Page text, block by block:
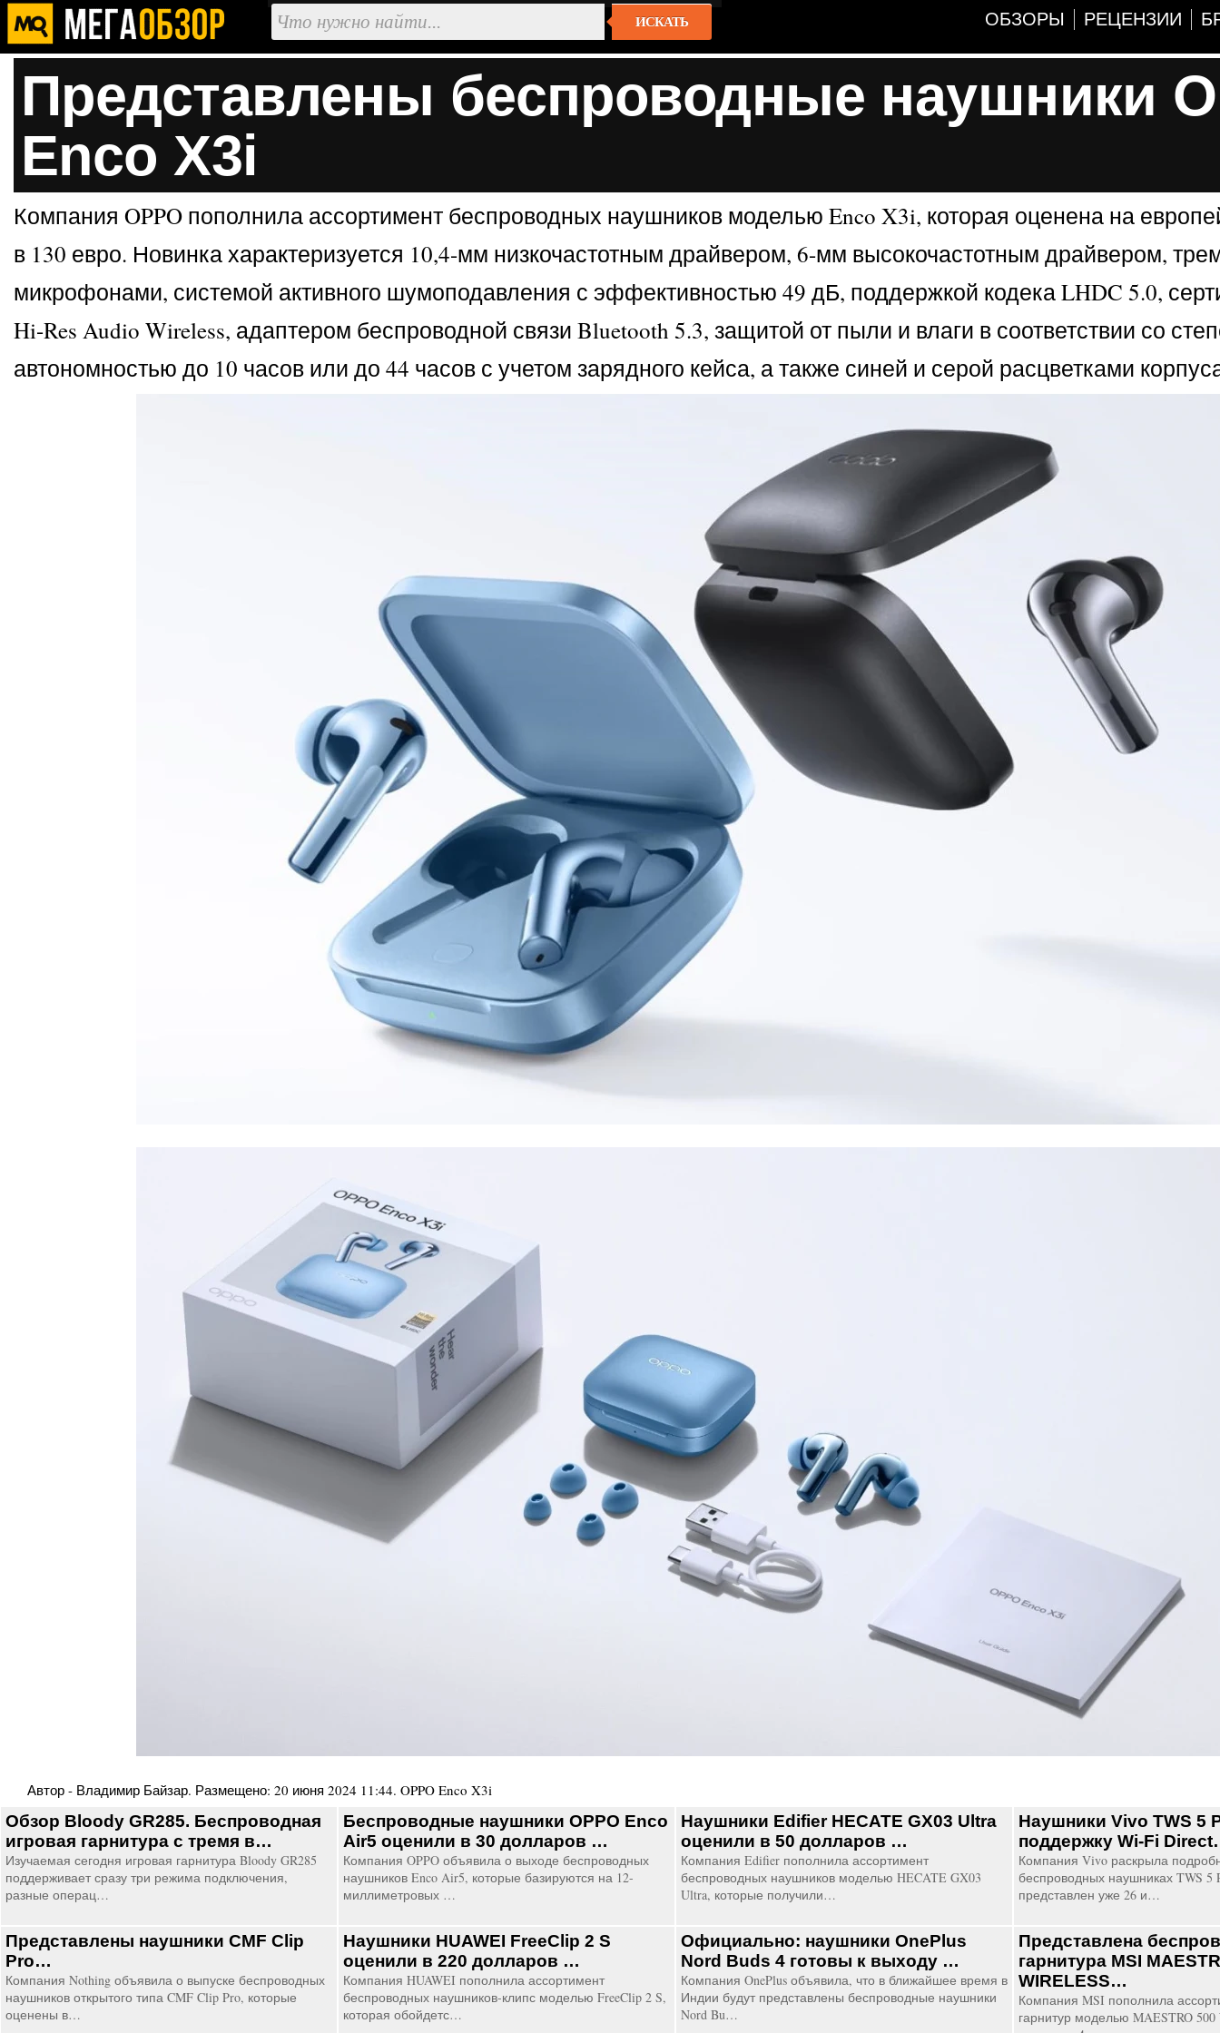
ИСКАТЬ ОБЗОРЫ РЕЦЕНЗИИ
Представлены беспроводные наушники
Enco X3i
Компания OPPO пополнила ассортимент беспроводных наушников моделью Enco X3i, которая оценена на
в 130 евро. Новинка характеризуется 10,4-мм низкочастотным драйвером, 6-мм высокочастотным драйвером,
микрофонами, системой активного шумоподавления с эффективностью 49 дБ, поддержкой кодека LHDC 5.0,
Hi-Res Audio Wireless, адаптером беспроводной связи Bluetooth 5.3, защитой от пыли и влаги в соответствии со
автономностью до 10 часов или до 44 часов с учетом зарядного кейса, а также синей и серой расцветками
Автор - Владимир Байзар. Размещено: 20 июня 2024 11:44. OPPO Enco X3i
Обзор Bloody GR285. Беспроводная
игровая гарнитура с тремя в…
Изучаемая сегодня игровая гарнитура Bloody GR285
поддерживает сразу три режима подключения,
разные операц…
Беспроводные наушники OPPO Enco
Air5 оценили в 30 долларов …
Компания OPPO объявила о выходе беспроводных
наушников Enco Air5, которые базируются на 12-
миллиметровых …
Наушники Edifier HECATE GX03 Ultra
оценили в 50 долларов …
Компания Edifier пополнила ассортимент
беспроводных наушников моделью HECATE GX03
Ultra, которые получили…
Наушники Vivo TWS 5
поддержку Wi-Fi
Компания Vivo раскрыла
беспроводных наушниках TWS 5
представлен уже 26 и…
Представлены наушники CMF Clip
Pro…
Компания Nothing объявила о выпуске беспроводных
наушников открытого типа CMF Clip Pro, которые
оценены в…
Наушники HUAWEI FreeClip 2 S
оценили в 220 долларов …
Компания HUAWEI пополнила ассортимент
беспроводных наушников-клипс моделью FreeClip 2 S,
которая обойдетс…
Официально: наушники OnePlus
Nord Buds 4 готовы к выходу …
Компания OnePlus объявила, что в ближайшее время в
Индии будут представлены беспроводные наушники
Nord Bu…
Представлена
гарнитура MSI
WIRELESS…
Компания MSI пополнила
гарнитур моделью MAESTRO